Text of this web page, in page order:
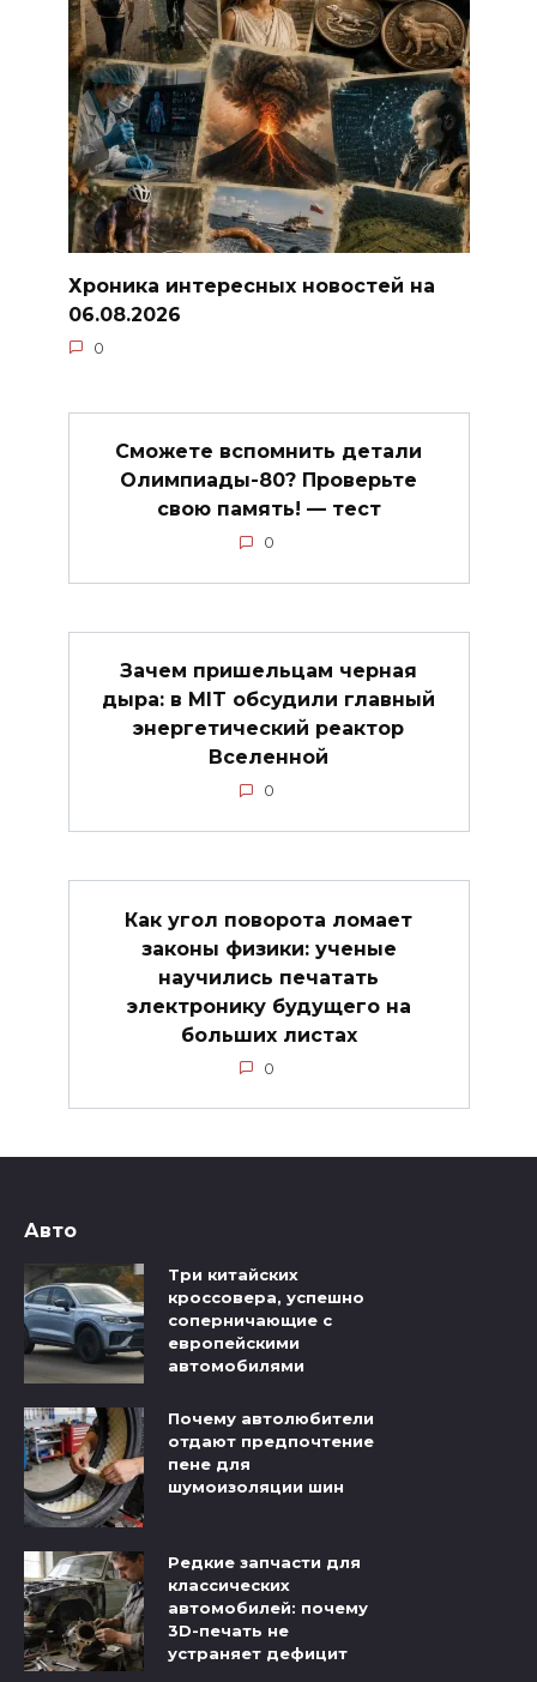
Хроника интересных новостей на
06.08.2026
0
Сможете вспомнить детали
Олимпиады-80? Проверьте
свою память! — тест
0
Зачем пришельцам черная
дыра: в MIT обсудили главный
энергетический реактор
Вселенной
0
Как угол поворота ломает
законы физики: ученые
научились печатать
электронику будущего на
больших листах
0
Авто
Три китайских
кроссовера, успешно
соперничающие с
европейскими
автомобилями
Почему автолюбители
отдают предпочтение
пене для
шумоизоляции шин
Редкие запчасти для
классических
автомобилей: почему
3D-печать не
устраняет дефицит